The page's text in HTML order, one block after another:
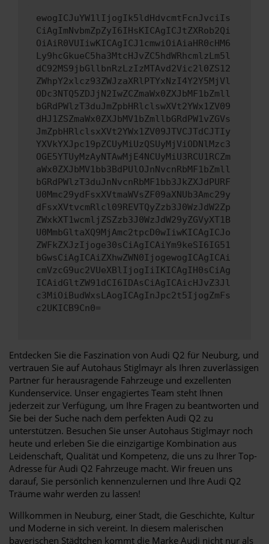
ewogICJuYW1lIjogIk5ldHdvcmtFcnJvciIs
CiAgImNvbmZpZyI6IHsKICAgICJtZXRob2Qi
OiAiR0VUIiwKICAgICJ1cmwiOiAiaHR0cHM6
Ly9hcGkueC5ha3MtcHJvZC5hdWRhcmlzLm5l
dC92MS9jbGllbnRzLzIzMTAvd2Vic2l0ZS12
ZWhpY2xlcz93ZWJzaXRlPTYxNzI4Y2Y5MjVl
ODc3NTQ5ZDJjN2IwZCZmaWx0ZXJbMF1bZmll
bGRdPWlzT3duJmZpbHRlclswXVt2YWx1ZV09
dHJ1ZSZmaWx0ZXJbMV1bZmllbGRdPW1vZGVs
JmZpbHRlclsxXVt2YWx1ZV09JTVCJTdCJTIy
YXVkYXJpc19pZCUyMiUzQSUyMjViODNlMzc3
OGE5YTUyMzAyNTAwMjE4NCUyMiU3RCU1RCZm
aWx0ZXJbMV1bb3BdPUlOJnNvcnRbMF1bZmll
bGRdPWlzT3duJnNvcnRbMF1bb3JkZXJdPURF
U0Mmc29ydFsxXVtmaWVsZF09aXNUb3Amc29y
dFsxXVtvcmRlcl09REVTQyZzb3J0WzJdW2Zp
ZWxkXT1wcmljZSZzb3J0WzJdW29yZGVyXT1B
U0MmbGltaXQ9MjAmc2tpcD0wIiwKICAgICJo
ZWFkZXJzIjoge30sCiAgICAiYm9keSI6IG51
bGwsCiAgICAiZXhwZWN0IjogewogICAgICAi
cmVzcG9uc2VUeXBlIjogIiIKICAgIH0sCiAg
ICAidGltZW91dCI6IDAsCiAgICAicHJvZ3Jl
c3MiOiBudWxsLAogICAgInJpc2t5IjogZmFs
c2UKICB9Cn0=
Entdecken Sie die Faszination von Audi Q2 für Neuburg, und
vertrauen Sie auf Autohaus Stiglmayr als Ihren zuverlässigen
Partner für herausragende Fahrzeuge und exzellenten
Kundenservice. Unser engagiertes Team steht Ihnen
jederzeit zur Verfügung, um Ihre Fragen zu beantworten und
Sie bei der Suche nach dem perfekten Audi Q2 zu
unterstützen. Besuchen Sie unser Autohaus Stiglmayr noch
heute und erleben Sie die einzigartige Kombination aus
Leidenschaft, Qualität und Kompetenz, die uns zu Ihrer Top-
Adresse für Audi Q2 Fahrzeuge macht. Wir freuen uns
darauf, Sie persönlich kennenzulernen und Ihre Audi Q2
Träume wahr werden zu lassen!
Willkommen in Neuburg, einer Stadt, die Geschichte, Kultur
und Moderne in sich vereint. In diesem malerischen
bayerischen Städtchen kommt die Marke Audi nicht nur als